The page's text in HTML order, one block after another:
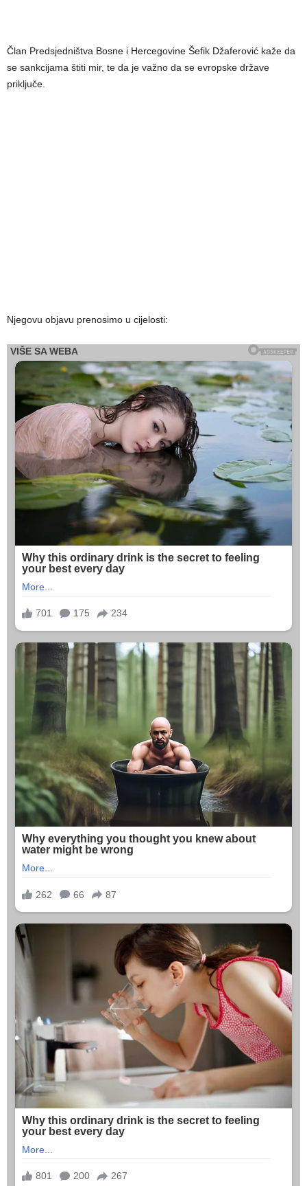
Član Predsjedništva Bosne i Hercegovine Šefik Džaferović kaže da
se sankcijama štiti mir, te da je važno da se evropske države
priključe.
Njegovu objavu prenosimo u cijelosti: